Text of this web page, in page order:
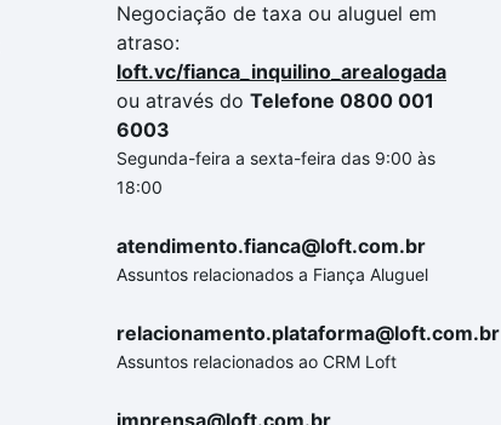
Negociação de taxa ou aluguel em
atraso:
loft.vc/fianca_inquilino_arealogada
ou através do Telefone 0800 001
6003
Segunda-feira a sexta-feira das 9:00 às
18:00
atendimento.fianca@loft.com.br
Assuntos relacionados a Fiança Aluguel
relacionamento.plataforma@loft.com.br
Assuntos relacionados ao CRM Loft
imprensa@loft.com.br